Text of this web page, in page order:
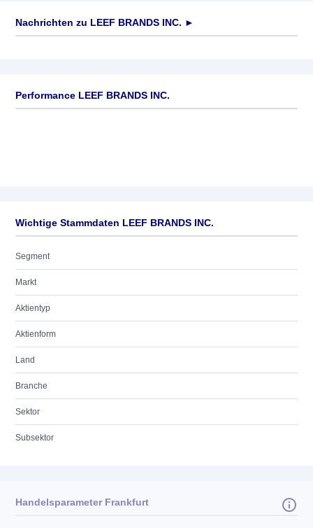
Nachrichten zu LEEF BRANDS INC. ►
Performance LEEF BRANDS INC.
Wichtige Stammdaten LEEF BRANDS INC.
Segment
Markt
Aktientyp
Aktienform
Land
Branche
Sektor
Subsektor
Handelsparameter Frankfurt